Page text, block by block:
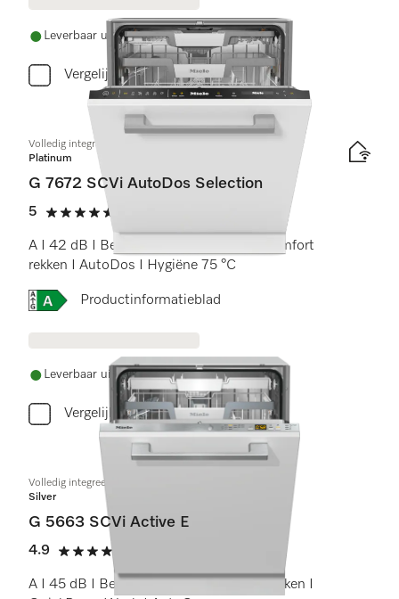
Leverbaar uit voorraad met gratis levering
Vergelijken
Volledig integreerbare vaatwassers
Platinum
G 7672 SCVi AutoDos Selection
5
5 sterren op 5
A I 42 dB I Besteklade en -korf I ExtraComfort
rekken I AutoDos I Hygiëne 75 °C
Online Label Flag, Energielabel
Productinformatieblad
Leverbaar uit voorraad met gratis levering
Vergelijken
Volledig integreerbare vaatwassers
Silver
G 5663 SCVi Active E
4.9
4.9 sterren op 5
A I 45 dB I Besteklade I ExtraComfort rekken I